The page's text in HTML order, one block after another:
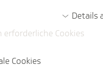
effizienter und
zur Digitalisierung im
Details
erforderliche Cookies
Cookies